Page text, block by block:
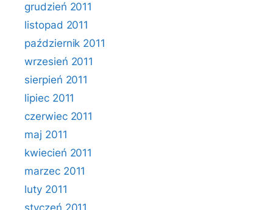
grudzień 2011
listopad 2011
październik 2011
wrzesień 2011
sierpień 2011
lipiec 2011
czerwiec 2011
maj 2011
kwiecień 2011
marzec 2011
luty 2011
styczeń 2011